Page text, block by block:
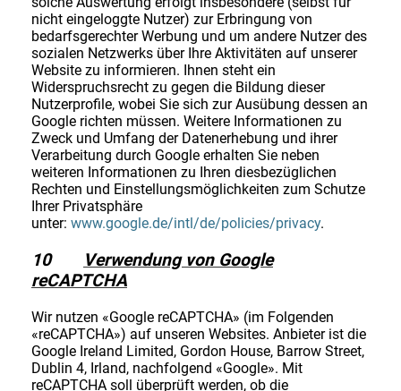
nicht eingeloggte Nutzer) zur Erbringung von
bedarfsgerechter Werbung und um andere Nutzer des
sozialen Netzwerks über Ihre Aktivitäten auf unserer
Website zu informieren. Ihnen steht ein
Widerspruchsrecht zu gegen die Bildung dieser
Nutzerprofile, wobei Sie sich zur Ausübung dessen an
Google richten müssen. Weitere Informationen zu
Zweck und Umfang der Datenerhebung und ihrer
Verarbeitung durch Google erhalten Sie neben
weiteren Informationen zu Ihren diesbezüglichen
Rechten und Einstellungsmöglichkeiten zum Schutze
Ihrer Privatsphäre
unter: www.google.de/intl/de/policies/privacy.
10
Verwendung von Google
reCAPTCHA
Wir nutzen «Google reCAPTCHA» (im Folgenden
«reCAPTCHA») auf unseren Websites. Anbieter ist die
Google Ireland Limited, Gordon House, Barrow Street,
Dublin 4, Irland, nachfolgend «Google». Mit
reCAPTCHA soll überprüft werden, ob die